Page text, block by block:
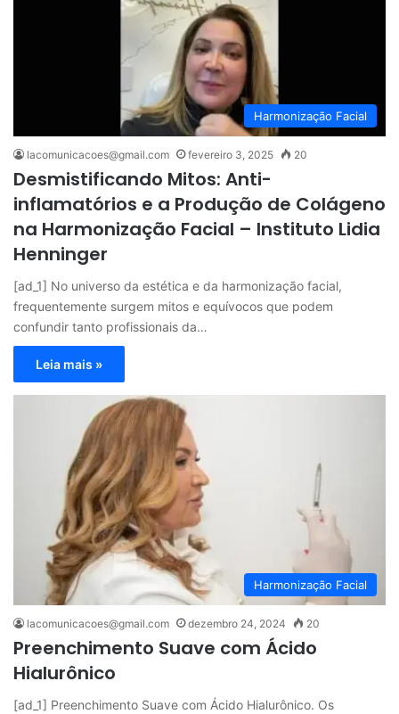
Harmonização Facial
lacomunicacoes@gmail.com fevereiro 3, 2025 20
Desmistificando Mitos: Anti-
inflamatórios e a Produção de Colágeno
na Harmonização Facial – Instituto Lidia
Henninger
[ad_1] No universo da estética e da harmonização facial,
frequentemente surgem mitos e equívocos que podem
confundir tanto profissionais da…
Leia mais »
Harmonização Facial
lacomunicacoes@gmail.com dezembro 24, 2024 20
Preenchimento Suave com Ácido
Hialurônico
[ad_1] Preenchimento Suave com Ácido Hialurônico. Os